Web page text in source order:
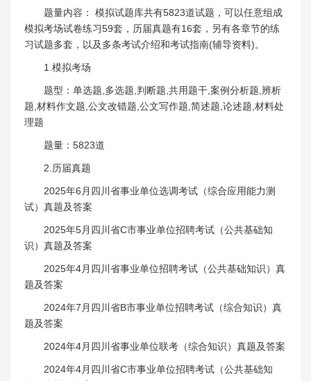
题量内容： 模拟试题库共有5823道试题，可以任意组成
模拟考场试卷练习59套，历届真题有16套，另有各章节的练
习试题多套，以及多条考试介绍和考试指南(辅导资料)。
1.模拟考场
题型：单选题,多选题,判断题,共用题干,案例分析题,辨析
题,材料作文题,公文改错题,公文写作题,简述题,论述题,材料处
理题
题量：5823道
2.历届真题
2025年6月四川省事业单位选调考试（综合应用能力测
试）真题及答案
2025年5月四川省C市事业单位招聘考试（公共基础知
识）真题及答案
2025年4月四川省事业单位招聘考试（公共基础知识）真
题及答案
2024年7月四川省B市事业单位招聘考试（综合知识）真
题及答案
2024年4月四川省事业单位联考（综合知识）真题及答案
2024年4月四川省C市事业单位招聘考试（公共基础知